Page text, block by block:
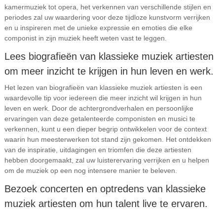
kamermuziek tot opera, het verkennen van verschillende stijlen en
periodes zal uw waardering voor deze tijdloze kunstvorm verrijken
en u inspireren met de unieke expressie en emoties die elke
componist in zijn muziek heeft weten vast te leggen.
Lees biografieën van klassieke muziek artiesten
om meer inzicht te krijgen in hun leven en werk.
Het lezen van biografieën van klassieke muziek artiesten is een
waardevolle tip voor iedereen die meer inzicht wil krijgen in hun
leven en werk. Door de achtergrondverhalen en persoonlijke
ervaringen van deze getalenteerde componisten en musici te
verkennen, kunt u een dieper begrip ontwikkelen voor de context
waarin hun meesterwerken tot stand zijn gekomen. Het ontdekken
van de inspiratie, uitdagingen en triomfen die deze artiesten
hebben doorgemaakt, zal uw luisterervaring verrijken en u helpen
om de muziek op een nog intensere manier te beleven.
Bezoek concerten en optredens van klassieke
muziek artiesten om hun talent live te ervaren.